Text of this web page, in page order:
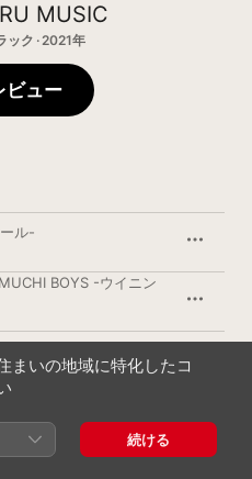
MUSIC
ック · 2021年
ビュー
ル-
BOYS -ウイニン
ル-
ングボール-
まいの地域に特化したコ
続ける